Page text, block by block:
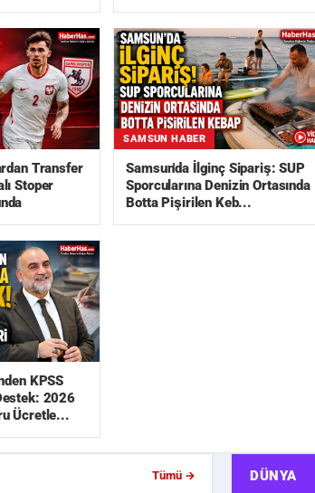
Transfer
Stoper
SAMSUN HABER
Samsun'da İlginç Sipariş: SUP
Sporcularına Denizin Ortasında
Botta Pişirilen Keb...
KPSS
2026
Ücretle...
Tümü → DÜNYA